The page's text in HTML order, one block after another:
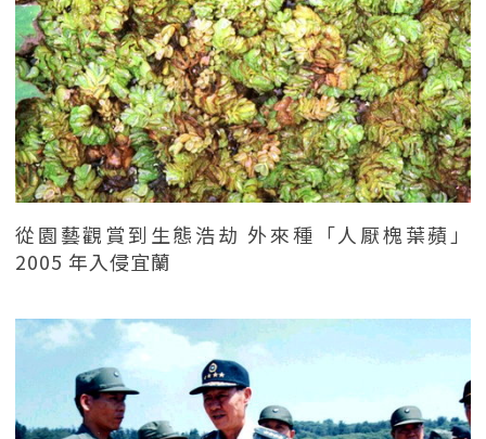
從園藝觀賞到生態浩劫 外來種「人厭槐葉蘋」
2005 年入侵宜蘭